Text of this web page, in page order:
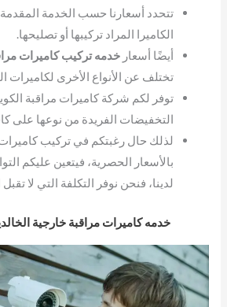
تتحدد أسعارنا حسب الخدمة
الكاميرا المراد تركيبها أو تصليحها.
أيضًا أسعارخدمه تركيب كاميرات
تختلف عن الأنواع الأخرى لكاميرات
توفر لكم شركة كاميرات مراقبة
التخفيضات الفريدة من نوعها على
لذلك حال رغبتكم في تركيب كاميرات
بالأسعار الحصرية، فيتعين عليكم
لدينا، فنحن نوفر التكلفة التي لا
خدمه كاميرات مراقبة خارجية الخالدية